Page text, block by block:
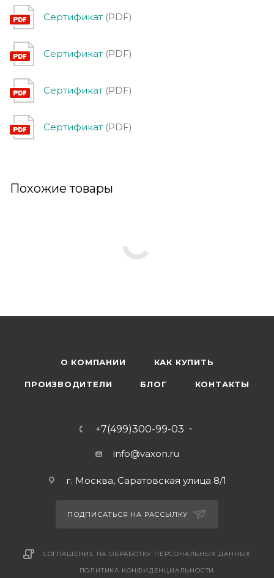
Сертификат (PDF)
Сертификат (PDF)
Сертификат (PDF)
Сертификат (PDF)
Похожие товары
О КОМПАНИИ КАК КУПИТЬ
ПРОИЗВОДИТЕЛИ БЛОГ КОНТАКТЫ
+7(499)300-99-03
info@vaxon.ru
г. Москва, Саратовская улица 8/1
ПОДПИСАТЬСЯ НА РАССЫЛКУ
СОГЛАШЕНИЕ НА ОБРАБОТКУ ПЕРСОНАЛЬНЫХ ДАННЫХ
ПОЛИТИКА КОНФИДЕНЦИАЛЬНОСТИ